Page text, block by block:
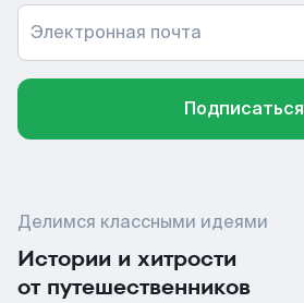
Электронная почта
Подписаться
Делимся классными идеями
Истории и хитрости
от путешественников